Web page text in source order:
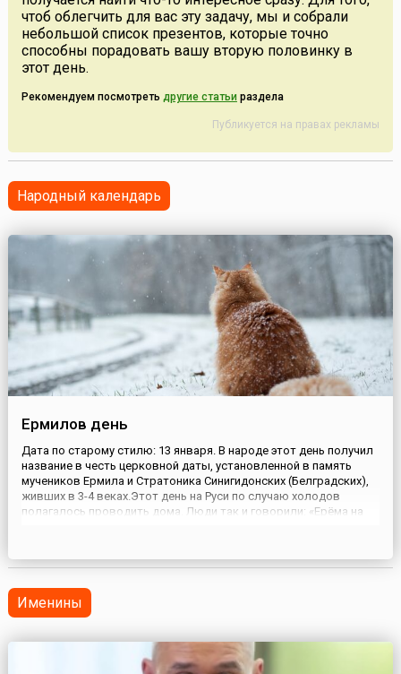
чтоб облегчить для вас эту задачу, мы и собрали
небольшой список презентов, которые точно
способны порадовать вашу вторую половинку в
этот день.
Рекомендуем посмотреть другие статьи раздела
Публикуется на правах рекламы
Народный календарь
Ермилов день
Дата по старому стилю: 13 января. В народе этот день получил
название в честь церковной даты, установленной в память
мучеников Ермила и Стратоника Синигидонских (Белградских),
живших в 3-4 веках.Этот день на Руси по случаю холодов
полагалось проводить дома. Люди так и говорили: «Ерёма на
Именины